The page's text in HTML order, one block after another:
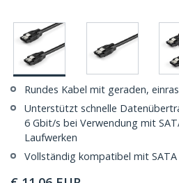
Rundes Kabel mit geraden,
Unterstützt schnelle
6 Gbit/s bei Verwendung mit
Laufwerken
Vollständig kompatibel mit